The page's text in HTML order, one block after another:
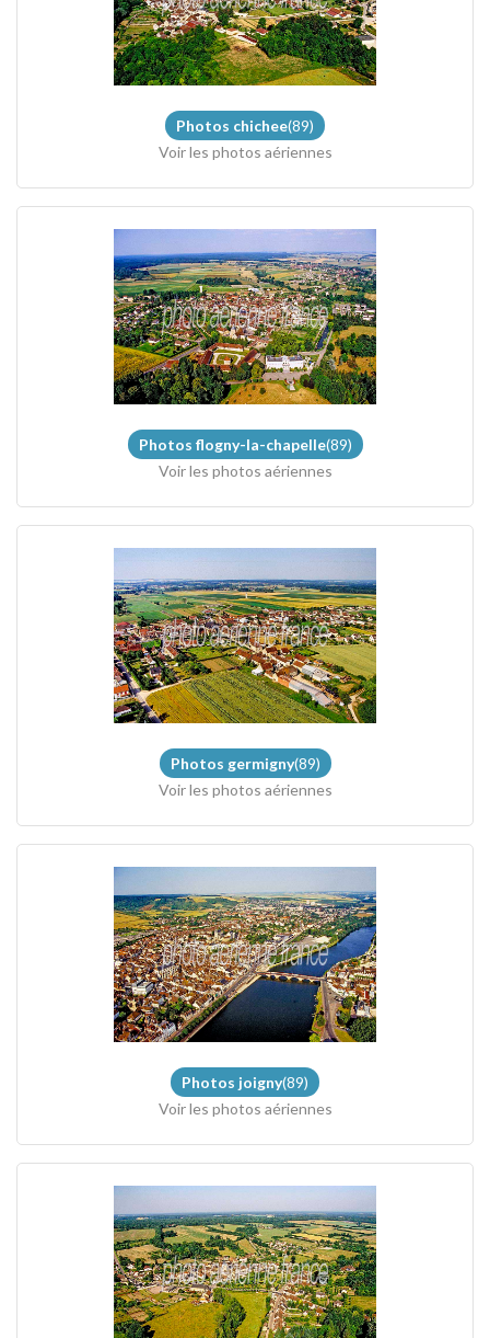
Photos chichee(89)
Voir les photos aériennes
Photos flogny-la-chapelle(89)
Voir les photos aériennes
Photos germigny(89)
Voir les photos aériennes
Photos joigny(89)
Voir les photos aériennes